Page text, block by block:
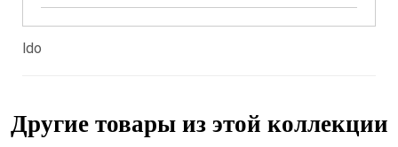
ldo
Другие товары из этой коллекции